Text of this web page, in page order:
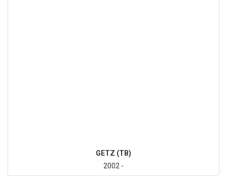
GETZ (TB)
2002 -